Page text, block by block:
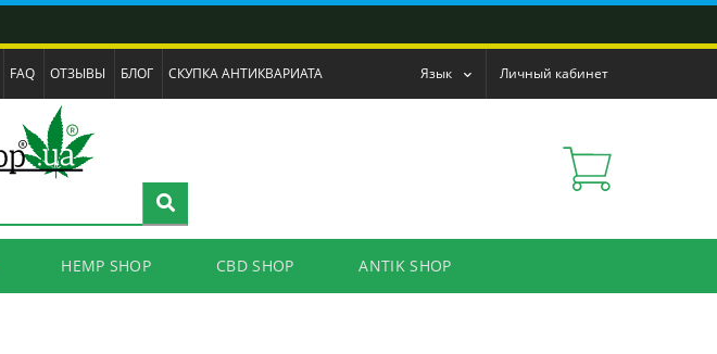
FAQ ОТЗЫВЫ БЛОГ СКУПКА АНТИКВАРИАТА Язык Личный кабинет
HEMP SHOP CBD SHOP ANTIK SHOP